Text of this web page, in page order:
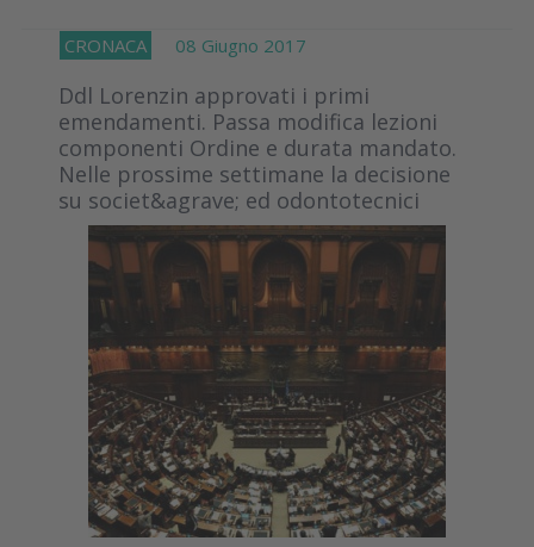
CRONACA 08 Giugno 2017
Ddl Lorenzin approvati i primi
emendamenti. Passa modifica lezioni
componenti Ordine e durata mandato.
Nelle prossime settimane la decisione
su societ&agrave; ed odontotecnici